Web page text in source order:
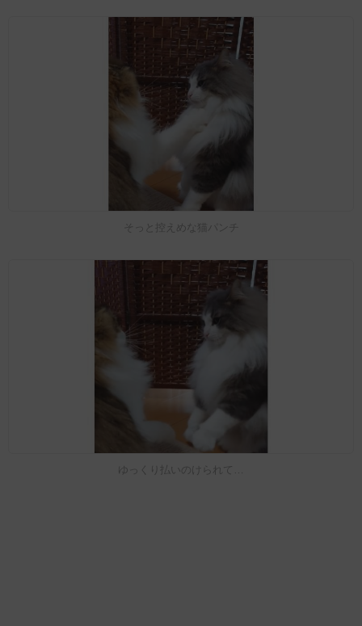
そっと控えめな猫パンチ
ゆっくり払いのけられて…